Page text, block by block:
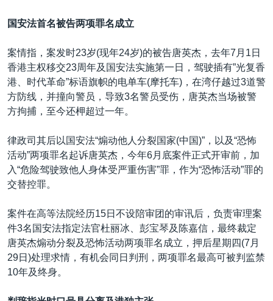
国安法首名被告两项罪名成立
案情指，案发时23岁(现年24岁)的被告唐英杰，去年7月1日
香港主权移交23周年及国安法实施第一日，驾驶插有”光复香
港、时代革命”标语旗帜的电单车(摩托车)，在湾仔越过3道警
方防线，并撞向警员，导致3名警员受伤，唐英杰当场被警
方拘捕，至今还柙超过一年。
律政司其后以国安法“煽动他人分裂国家(中国)”，以及“恐怖
活动”两项罪名起诉唐英杰，今年6月底案件正式开审前，加
入“危险驾驶致他人身体受严重伤害”罪，作为“恐怖活动”罪的
交替控罪。
案件在高等法院经历15日不设陪审团的审讯后，负责审理案
件3名国安法指定法官杜丽冰、彭宝琴及陈嘉信，最终裁定
唐英杰煽动分裂及恐怖活动两项罪名成立，押后星期四(7月
29日)处理求情，有机会同日判刑，两项罪名最高可被判监禁
10年及终身。